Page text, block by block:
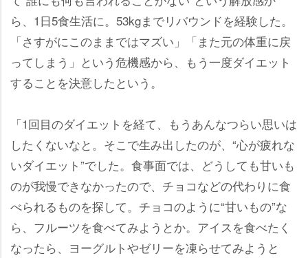
ら、1日5食生活に。53kgまでリバウンドを経験した。
「さすがにこのままではマズい」「また元の体重に戻
ってしまう」という危機感から、もう一度ダイエット
することを決意したという。
「1回目のダイエットを経て、もうあんなつらい思いは
したくないなと。そこで生み出したのが、“心が疲れな
いダイエット”でした。食事面では、どうしても甘いも
のが我慢できなかったので、チョコなどの代わりに食
べられるものを探して。チョコのように“甘いもの”な
ら、フルーツを食べてみようとか。アイスを食べたく
なったら、ヨーグルトやゼリーを凍らせてみようと